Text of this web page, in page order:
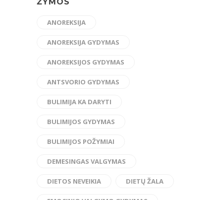
ANOREKSIJA
ANOREKSIJA GYDYMAS
ANOREKSIJOS GYDYMAS
ANTSVORIO GYDYMAS
BULIMIJA KA DARYTI
BULIMIJOS GYDYMAS
BULIMIJOS POŽYMIAI
DEMESINGAS VALGYMAS
DIETOS NEVEIKIA DIETŲ ŽALA